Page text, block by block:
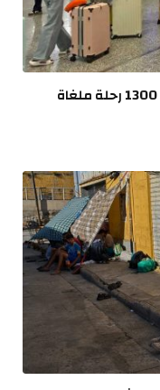
إعصار “دولفين” يربك الطيران الصيني.. 1300 رحلة ملغاة